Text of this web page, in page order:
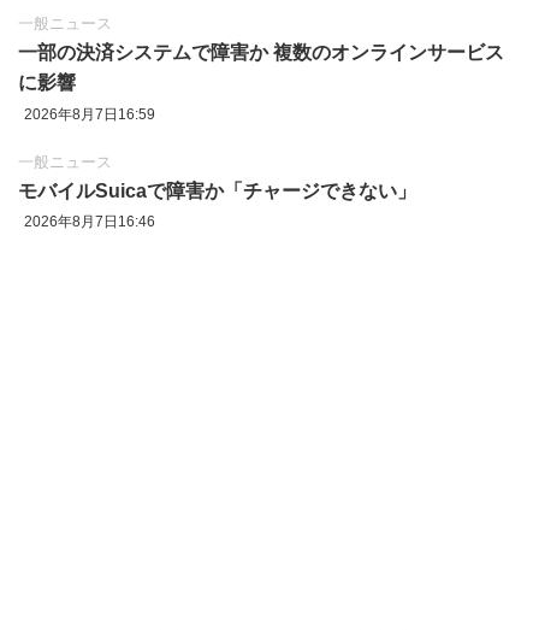
一般ニュース
一部の決済システムで障害か 複数のオンラインサービス
に影響
2026年8月7日16:59
一般ニュース
モバイルSuicaで障害か「チャージできない」
2026年8月7日16:46